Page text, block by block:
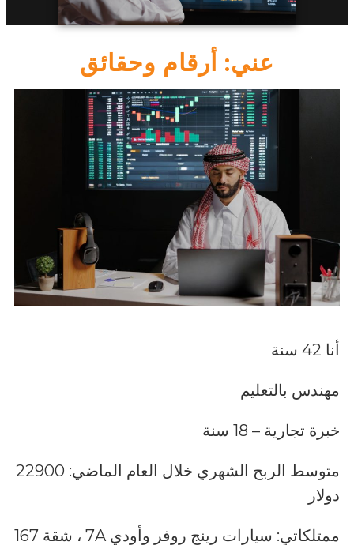
عني: أرقام وحقائق
أنا 42 سنة
مهندس بالتعليم
خبرة تجارية – 18 سنة
متوسط ​​الربح الشهري خلال العام الماضي: 22900
دولار
ممتلكاتي: سيارات رينج روفر وأودي 7A ، شقة 167